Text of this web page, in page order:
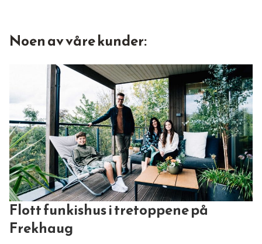
Noen av våre kunder:
Flott funkishus i tretoppene på
Frekhaug